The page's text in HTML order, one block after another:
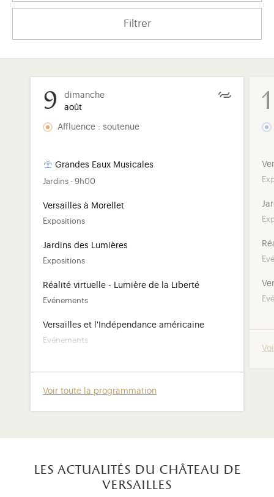
onglet)
nouvel onglet)
fenêtre modale)
de l'application (ouverture dans un nouvel onglet)
Filtrer
9
dimanche
août
Affluence : soutenue
Grandes Eaux Musicales
Jardins - 9h00
Versailles à Morellet
Expositions
Jardins des Lumières
Expositions
Réalité virtuelle - Lumière de la Liberté
Evénements
Versailles et l'Indépendance américaine
Evénements
Voir toute la programmation
les actualités du château de
versailles